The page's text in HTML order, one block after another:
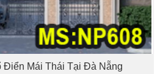
Điển Mái Thái Tại Đà Nẵng